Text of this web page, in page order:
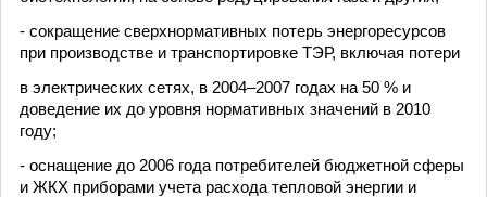
- сокращение сверхнормативных потерь энергоресурсов
при производстве и транспортировке ТЭР, включая потери
в электрических сетях, в 2004–2007 годах на 50 % и
доведение их до уровня нормативных значений в 2010
году;
- оснащение до 2006 года потребителей бюджетной сферы
и ЖКХ приборами учета расхода тепловой энергии и